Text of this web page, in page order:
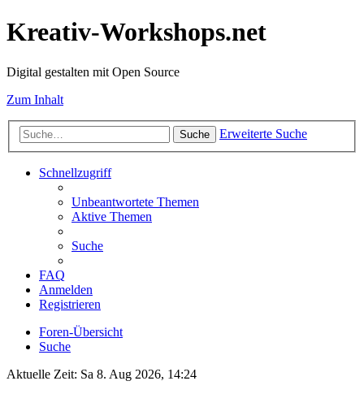
Kreativ-Workshops.net
Digital gestalten mit Open Source
Zum Inhalt
Suche Erweiterte Suche
Schnellzugriff
Unbeantwortete Themen
Aktive Themen
Suche
FAQ
Anmelden
Registrieren
Foren-Übersicht
Suche
Aktuelle Zeit: Sa 8. Aug 2026, 14:24